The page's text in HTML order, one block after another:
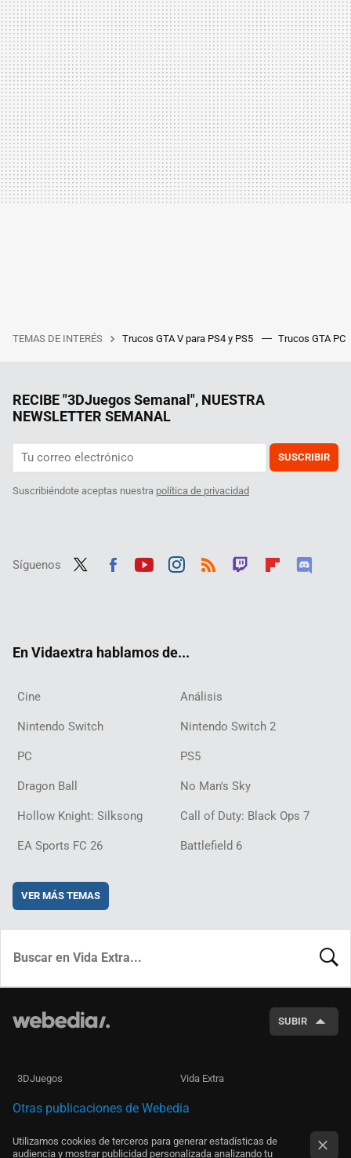
TEMAS DE INTERÉS Trucos GTA V para PS4 y PS5 Trucos GTA PC
RECIBE "3DJuegos Semanal", NUESTRA
NEWSLETTER SEMANAL
SUSCRIBIR
Suscribiéndote aceptas nuestra política de privacidad
Síguenos
En Vidaextra hablamos de...
Cine Análisis
Nintendo Switch Nintendo Switch 2
PC PS5
Dragon Ball No Man's Sky
Hollow Knight: Silksong Call of Duty: Black Ops 7
EA Sports FC 26 Battlefield 6
VER MÁS TEMAS
SUBIR
3DJuegos Vida Extra
Otras publicaciones de Webedia
Utilizamos cookies de terceros para generar estadísticas de
audiencia y mostrar publicidad personalizada analizando tu